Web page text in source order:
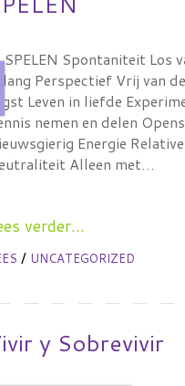
SPELEN Spontaniteit Los
Perspectief Vrij van
Leven in liefde
nemen en delen
Energie
Alleen met…
verder...
/ UNCATEGORIZED
y Sobrevivir